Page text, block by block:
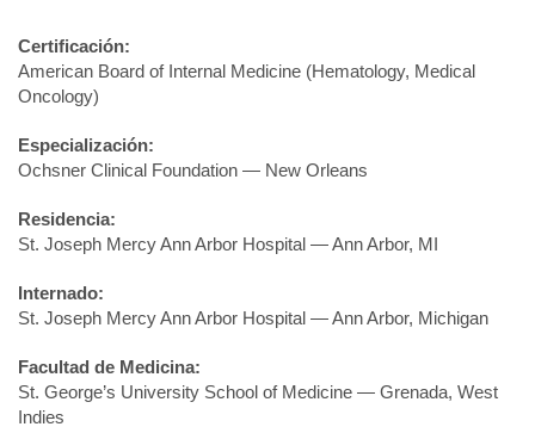
Certificación:
American Board of Internal Medicine (Hematology, Medical
Oncology)
Especialización:
Ochsner Clinical Foundation — New Orleans
Residencia:
St. Joseph Mercy Ann Arbor Hospital — Ann Arbor, MI
Internado:
St. Joseph Mercy Ann Arbor Hospital — Ann Arbor, Michigan
Facultad de Medicina:
St. George’s University School of Medicine — Grenada, West
Indies